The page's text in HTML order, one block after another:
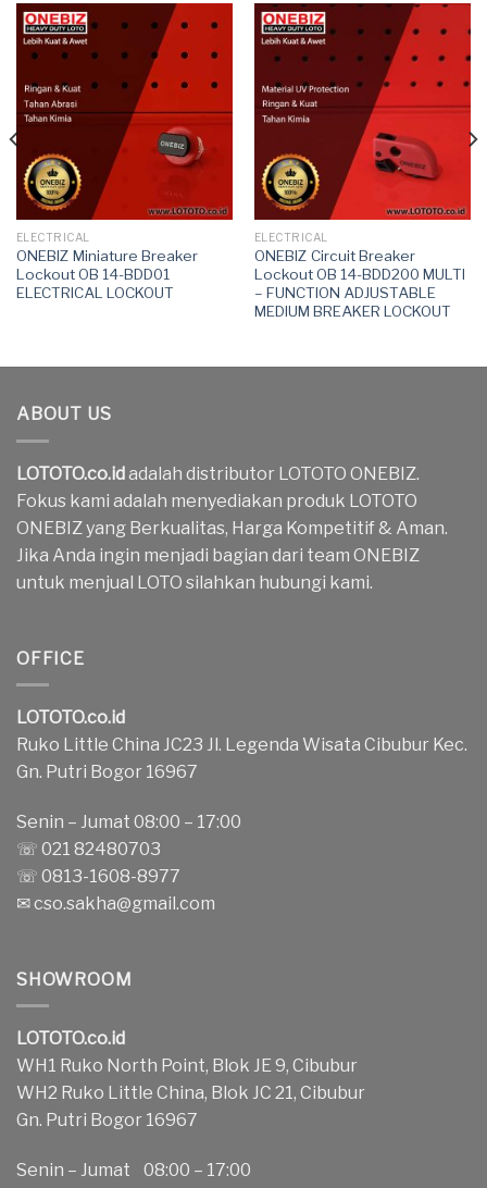
ELECTRICAL
ONEBIZ Miniature Breaker
Lockout OB 14-BDD01
ELECTRICAL LOCKOUT
ELECTRICAL
ONEBIZ Circuit Breaker
Lockout OB 14-BDD200 MULTI
– FUNCTION ADJUSTABLE
MEDIUM BREAKER LOCKOUT
ABOUT US
LOTOTO.co.idadalah distributor LOTOTO ONEBIZ.
Fokus kami adalah menyediakan produk LOTOTO
ONEBIZ yang Berkualitas, Harga Kompetitif & Aman.
Jika Anda ingin menjadi bagian dari team ONEBIZ
untuk menjual LOTO silahkan hubungi kami.
OFFICE
LOTOTO.co.id
Ruko Little China JC23 Jl. Legenda Wisata Cibubur Kec.
Gn. Putri Bogor 16967
Senin – Jumat 08:00 – 17:00
☏ 021 82480703
☏ 0813-1608-8977
✉cso.sakha@gmail.com
SHOWROOM
LOTOTO.co.id
WH1 Ruko North Point, Blok JE 9, Cibubur
WH2 Ruko Little China, Blok JC 21, Cibubur
Gn. Putri Bogor 16967
Senin – Jumat 08:00 – 17:00